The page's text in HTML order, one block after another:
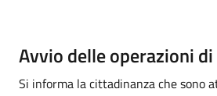
Avvio delle operazioni
Si informa la cittadinanza che sono